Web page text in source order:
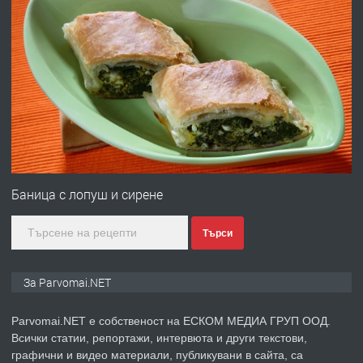
преди 1 година
ПРЕДЛАГА Работа за общи работници
преди 1 година
ПРЕДЛАГА
Първи поход "По стъпките на Ангел
преди 1 година
Баница с лопуш и сирене
Търси
За Parvomai.NET
Parvomai.NET е собственост на ЕСКОМ МЕДИА ГРУП ООД.
Всички статии, репортажи, интервюта и други текстови,
графични и видео материали, публикувани в сайта, са